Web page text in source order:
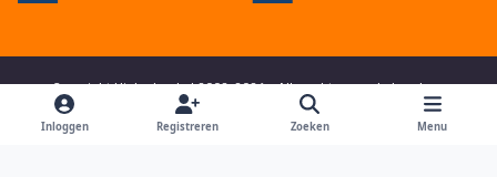
Copyright Higherlevel.nl 2002-2026 - Alle rechten voorbehouden -
Privacy statement
- Powered by &DoReply
en bedacht door
Inloggen Registreren Zoeken Menu